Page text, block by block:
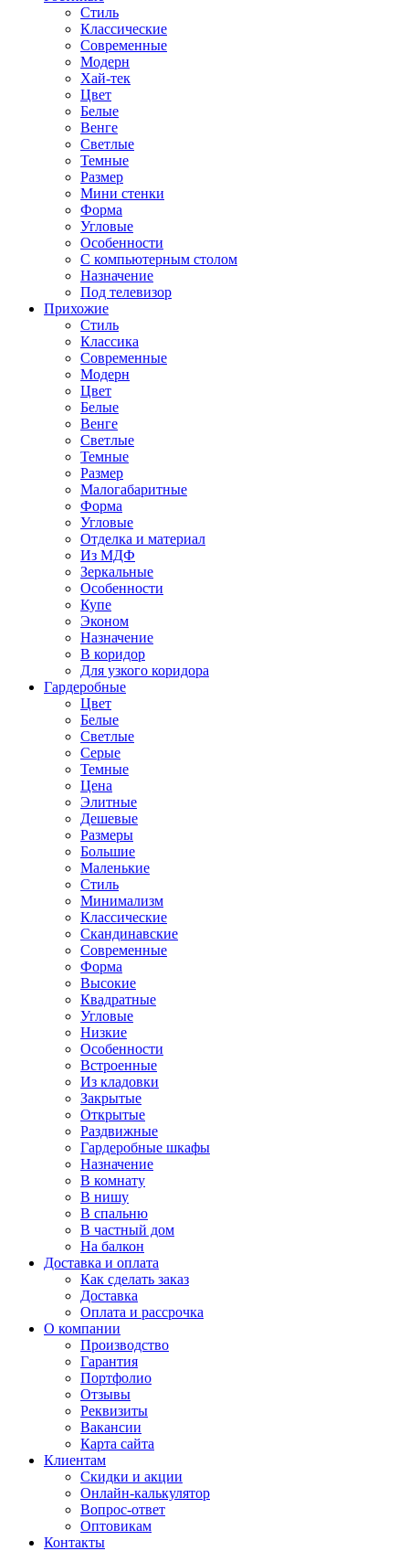
Стиль
Классические
Современные
Модерн
Хай-тек
Цвет
Белые
Венге
Светлые
Темные
Размер
Мини стенки
Форма
Угловые
Особенности
С компьютерным столом
Назначение
Под телевизор
Прихожие
Стиль
Классика
Современные
Модерн
Цвет
Белые
Венге
Светлые
Темные
Размер
Малогабаритные
Форма
Угловые
Отделка и материал
Из МДФ
Зеркальные
Особенности
Купе
Эконом
Назначение
В коридор
Для узкого коридора
Гардеробные
Цвет
Белые
Светлые
Серые
Темные
Цена
Элитные
Дешевые
Размеры
Большие
Маленькие
Стиль
Минимализм
Классические
Скандинавские
Современные
Форма
Высокие
Квадратные
Угловые
Низкие
Особенности
Встроенные
Из кладовки
Закрытые
Открытые
Раздвижные
Гардеробные шкафы
Назначение
В комнату
В нишу
В спальню
В частный дом
На балкон
Доставка и оплата
Как сделать заказ
Доставка
Оплата и рассрочка
О компании
Производство
Гарантия
Портфолио
Отзывы
Реквизиты
Вакансии
Карта сайта
Клиентам
Скидки и акции
Онлайн-калькулятор
Вопрос-ответ
Оптовикам
Контакты